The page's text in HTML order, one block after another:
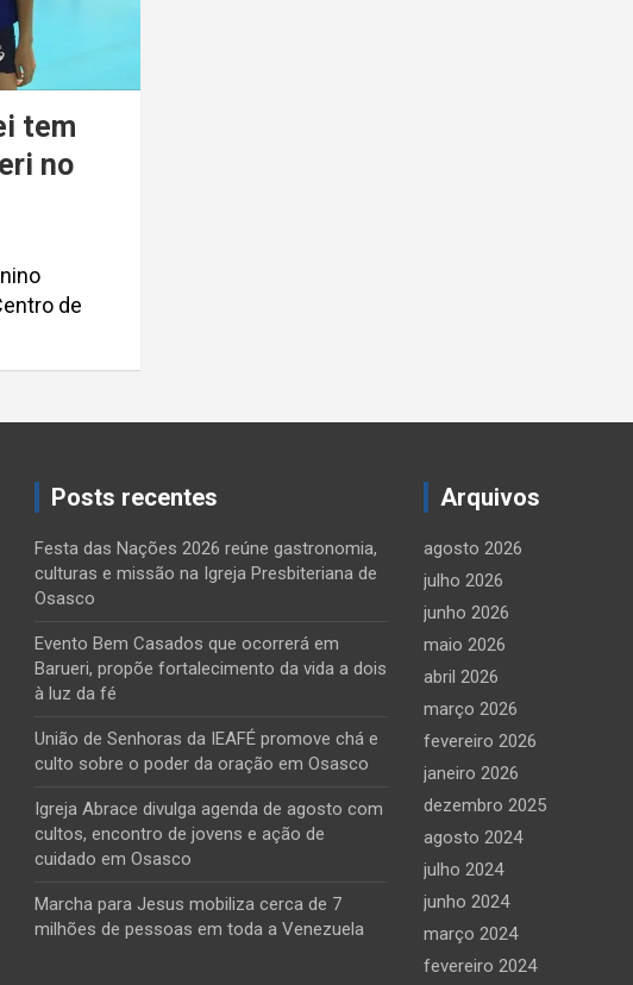
tem
no
de
Posts recentes
Festa das Nações 2026 reúne gastronomia,
culturas e missão na Igreja Presbiteriana de
Osasco
Evento Bem Casados que ocorrerá em
Barueri, propõe fortalecimento da vida a dois
à luz da fé
União de Senhoras da IEAFÉ promove chá e
culto sobre o poder da oração em Osasco
Igreja Abrace divulga agenda de agosto com
cultos, encontro de jovens e ação de
cuidado em Osasco
Marcha para Jesus mobiliza cerca de 7
milhões de pessoas em toda a Venezuela
Arquivos
agosto 2026
julho 2026
junho 2026
maio 2026
abril 2026
março 2026
fevereiro 2026
janeiro 2026
dezembro 2025
agosto 2024
julho 2024
junho 2024
março 2024
fevereiro 2024